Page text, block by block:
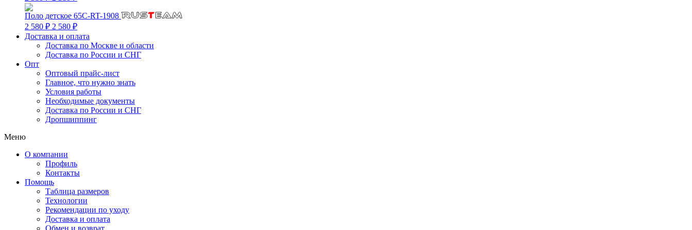
Поло детское 65C-RT-1908
2 580 ₽ 2 580 ₽
Доставка и оплата
Доставка по Москве и области
Доставка по России и СНГ
Опт
Оптовый прайс-лист
Главное, что нужно знать
Условия работы
Необходимые документы
Доставка по России и СНГ
Дропшиппинг
Меню
О компании
Профиль
Контакты
Помощь
Таблица размеров
Технологии
Рекомендации по уходу
Доставка и оплата
Обмен и возврат